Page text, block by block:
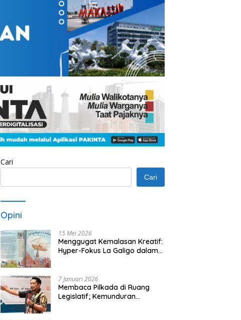
Cari
Cari
Opini
15 Mei 2026
Menggugat Kemalasan Kreatif:
Hyper-Fokus La Galigo dalam
7 Januari 2026
Membaca Pilkada di Ruang
Legislatif; Kemunduran